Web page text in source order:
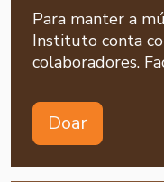
Para manter a
Instituto conta
colaboradores.
Doar